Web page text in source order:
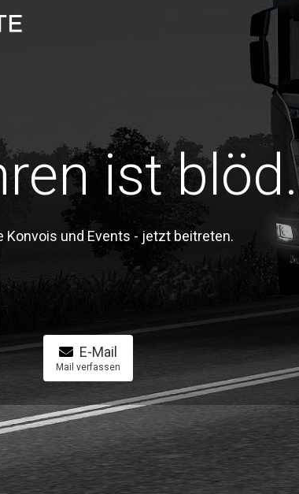
ist blöd.
und Events - jetzt beitreten.
E-Mail
Mail verfassen